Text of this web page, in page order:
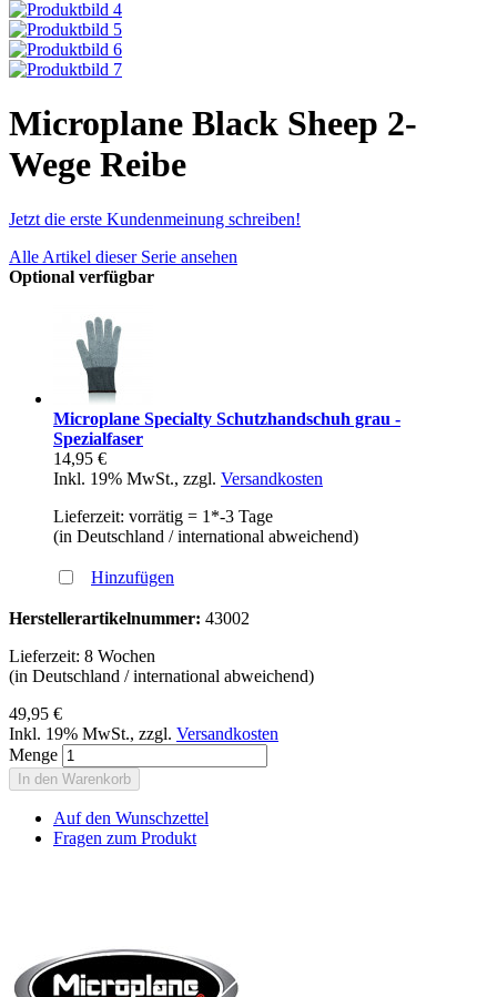
Microplane Black Sheep 2-
Wege Reibe
Jetzt die erste Kundenmeinung schreiben!
Alle Artikel dieser Serie ansehen
Optional verfügbar
Microplane Specialty Schutzhandschuh grau -
Spezialfaser
14,95 €
Inkl. 19% MwSt., zzgl. Versandkosten
Lieferzeit: vorrätig = 1*-3 Tage
(in Deutschland / international abweichend)
Hinzufügen
Herstellerartikelnummer: 43002
Lieferzeit: 8 Wochen
(in Deutschland / international abweichend)
49,95 €
Inkl. 19% MwSt., zzgl. Versandkosten
Menge
In den Warenkorb
Auf den Wunschzettel
Fragen zum Produkt